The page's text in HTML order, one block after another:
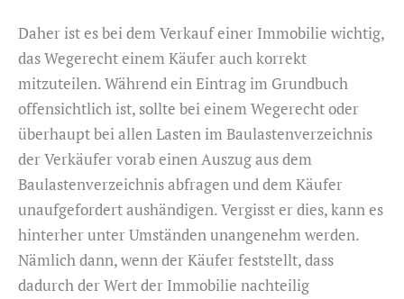
Daher ist es bei dem Verkauf einer Immobilie wichtig,
das Wegerecht einem Käufer auch korrekt
mitzuteilen. Während ein Eintrag im Grundbuch
offensichtlich ist, sollte bei einem Wegerecht oder
überhaupt bei allen Lasten im Baulastenverzeichnis
der Verkäufer vorab einen Auszug aus dem
Baulastenverzeichnis abfragen und dem Käufer
unaufgefordert aushändigen. Vergisst er dies, kann es
hinterher unter Umständen unangenehm werden.
Nämlich dann, wenn der Käufer feststellt, dass
dadurch der Wert der Immobilie nachteilig